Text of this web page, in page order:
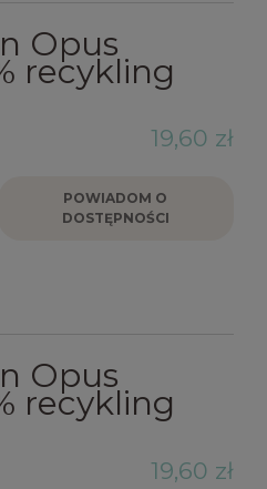
Opus
recykling
19,60 zł
POWIADOM O
DOSTĘPNOŚCI
Opus
recykling
19,60 zł